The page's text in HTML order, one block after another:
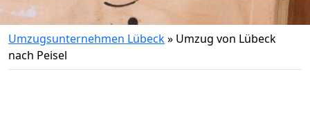
Umzugsunternehmen Lübeck» Umzug von Lübeck
nach Peisel